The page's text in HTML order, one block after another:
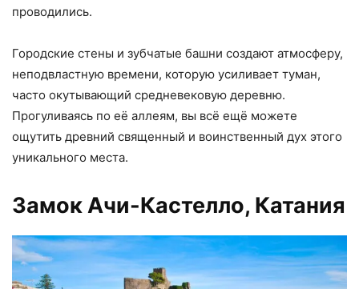
проводились.
Городские стены и зубчатые башни создают атмосферу,
неподвластную времени, которую усиливает туман,
часто окутывающий средневековую деревню.
Прогуливаясь по её аллеям, вы всё ещё можете
ощутить древний священный и воинственный дух этого
уникального места.
Замок Ачи-Кастелло, Катания